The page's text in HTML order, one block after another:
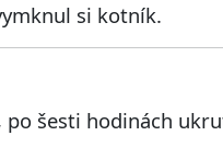
si kotník.
šesti hodinách